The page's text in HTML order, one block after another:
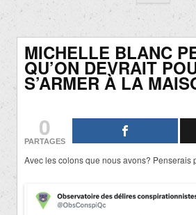
MICHELLE BLANC
QU’ON DEVRAIT
S’ARMER À LA
0
PARTAGES
Avec les colons que nous avons? Penserais